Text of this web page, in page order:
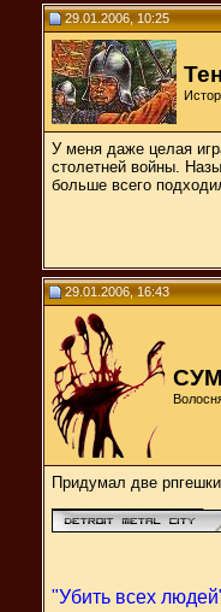
29.01.2006, 10:25
У меня даже целая
столетней войны.
больше всего
29.01.2006, 16:43
Придумал две рпгешки
"Убить всех